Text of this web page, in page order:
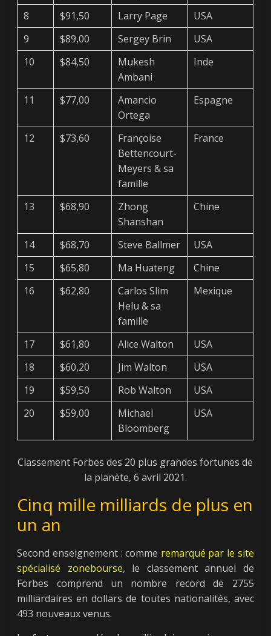
8
$91,50 Larry Page
USA
9
$89,00 Sergey Brin
USA
10
$84,50
Mukesh
Ambani
Inde
11 $77,00
Amancio
Ortega
Espagne
12 $73,60
Françoise
Bettencourt-
Meyers & sa
famille
France
13 $68,90
Zhong
Shanshan
Chine
14 $68,70 Steve Ballmer
USA
15
$65,80 Ma Huateng
Chine
16
$62,80
Carlos Slim
Helu & sa
famille
Mexique
17 $61,80 Alice Walton
USA
18
$60,20 Jim Walton
USA
19
$59,50 Rob Walton
USA
20
$59,00
Michael
Bloomberg
USA
Classement Forbes des 20 plus grandes fortunes de
la planète, 6 avril 2021.
Cinq mille milliards de plus en
un an
Second enseignement : comme remarqué par le site
spécialisé zonebourse, le classement annuel de
Forbes comprend un nombre record de 2755
milliardaires en dollars de toutes nationalités, avec
493 nouveaux venus.